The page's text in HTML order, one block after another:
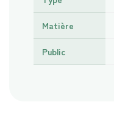
Matière
Public